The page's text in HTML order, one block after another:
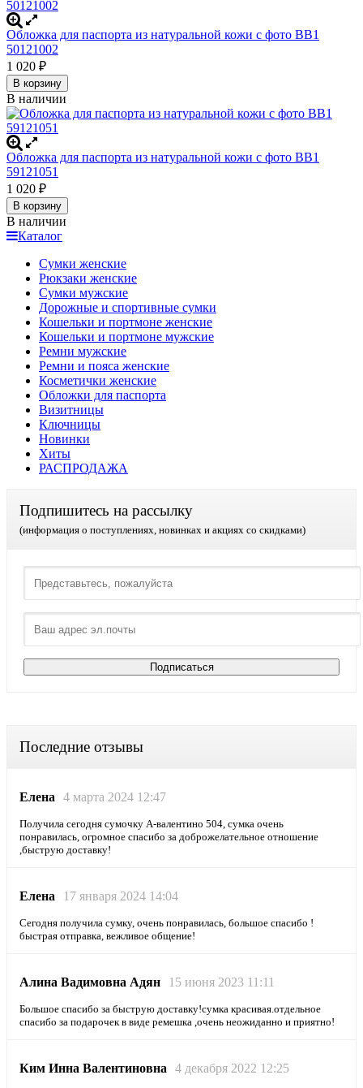
Обложка для паспорта из натуральной кожи с фото BB1
50121002
1 020 ₽
В корзину
В наличии
Обложка для паспорта из натуральной кожи с фото BB1
59121051
1 020 ₽
В корзину
В наличии
Каталог
Сумки женские
Рюкзаки женские
Сумки мужские
Дорожные и спортивные сумки
Кошельки и портмоне женские
Кошельки и портмоне мужские
Ремни мужские
Ремни и пояса женские
Косметички женские
Обложки для паспорта
Визитницы
Ключницы
Новинки
Хиты
РАСПРОДАЖА
Подпишитесь на рассылку
(информация о поступлениях, новинках и акциях со скидками)
Последние отзывы
Елена 4 марта 2024 12:47
Получила сегодня сумочку А-валентино 504, сумка очень
понравилась, огромное спасибо за доброжелательное отношение
,быструю доставку!
Елена 17 января 2024 14:04
Сегодня получила сумку, очень понравилась, большое спасибо !
быстрая отправка, вежливое общение!
Алина Вадимовна Адян 15 июня 2023 11:11
Большое спасибо за быструю доставку!сумка красивая.отдельное
спасибо за подарочек в виде ремешка ,очень неожиданно и приятно!
Ким Инна Валентиновна 4 декабря 2022 12:25